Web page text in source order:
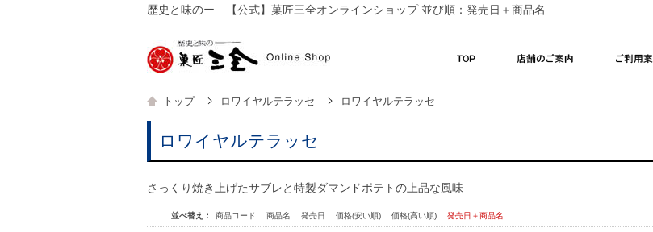
歴史と味のー 【公式】菓匠三全オンラインショップ 並び順：発売日＋商品名
店舗のご案内
トップ ロワイヤルテラッセ ロワイヤルテラッセ
ロワイヤルテラッセ
さっくり焼き上げたサブレと特製ダマンドポテトの上品な風味
並べ替え： 商品コード 商品名 発売日 価格(安い順) 価格(高い順) 発売日＋商品名